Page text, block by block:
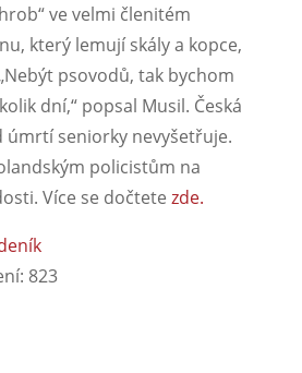
ve velmi členitém
který lemují skály a kopce,
psovodů, tak bychom
dní,“ popsal Musil. Česká
úmrtí seniorky nevyšetřuje.
policistům na
Více se dočtete zde.
823